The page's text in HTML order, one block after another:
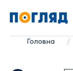
Головна /